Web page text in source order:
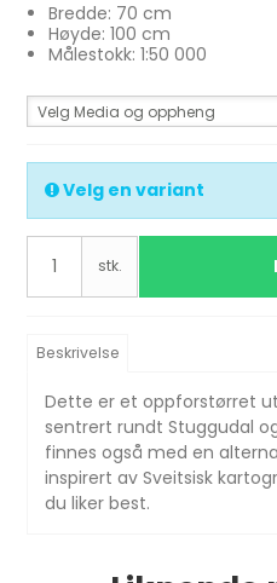
Bredde: 70 cm
Høyde: 100 cm
Målestokk: 1:50 000
Velg Media og oppheng
Velg en variant
stk.
Beskrivelse
Dette er et oppforstørret
sentrert rundt Stuggudal
finnes også med en
inspirert av Sveitsisk
du liker best.